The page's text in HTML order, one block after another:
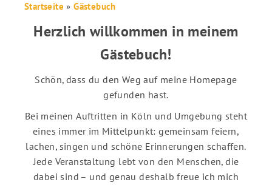
Startseite »Gästebuch
Herzlich willkommen in meinem
Gästebuch!
Schön, dass du den Weg auf meine Homepage
gefunden hast.
Bei meinen Auftritten in Köln und Umgebung steht
eines immer im Mittelpunkt: gemeinsam feiern,
lachen, singen und schöne Erinnerungen schaffen.
Jede Veranstaltung lebt von den Menschen, die
dabei sind – und genau deshalb freue ich mich